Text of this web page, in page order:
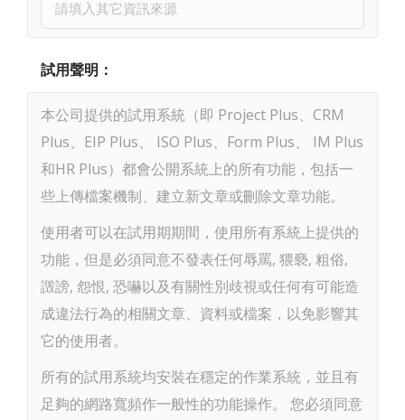
試用聲明：
本公司提供的試用系統（即 Project Plus、CRM
Plus、EIP Plus、 ISO Plus、Form Plus、 IM Plus
和HR Plus）都會公開系統上的所有功能，包括一
些上傳檔案機制、建立新文章或刪除文章功能。
使用者可以在試用期期間，使用所有系統上提供的
功能，但是必須同意不發表任何辱罵, 猥褻, 粗俗,
譭謗, 怨恨, 恐嚇以及有關性別歧視或任何有可能造
成違法行為的相關文章、資料或檔案，以免影響其
它的使用者。
所有的試用系統均安裝在穩定的作業系統，並且有
足夠的網路寬頻作一般性的功能操作。 您必須同意